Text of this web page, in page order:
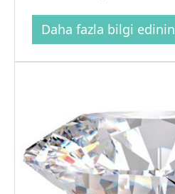
Daha fazla bilgi edinin